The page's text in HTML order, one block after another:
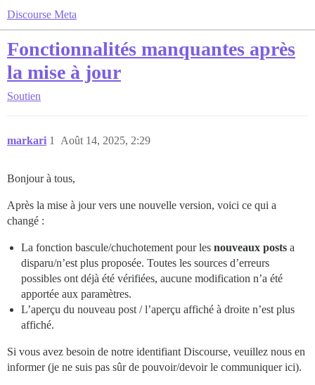
Discourse Meta
Fonctionnalités manquantes après
la mise à jour
Soutien
markari Août 14, 2025, 2:29
1
Bonjour à tous,
Après la mise à jour vers une nouvelle version, voici ce qui a
changé :
La fonction bascule/chuchotement pour les nouveaux posts a
disparu/n’est plus proposée. Toutes les sources d’erreurs
possibles ont déjà été vérifiées, aucune modification n’a été
apportée aux paramètres.
L’aperçu du nouveau post / l’aperçu affiché à droite n’est plus
affiché.
Si vous avez besoin de notre identifiant Discourse, veuillez nous en
informer (je ne suis pas sûr de pouvoir/devoir le communiquer ici).